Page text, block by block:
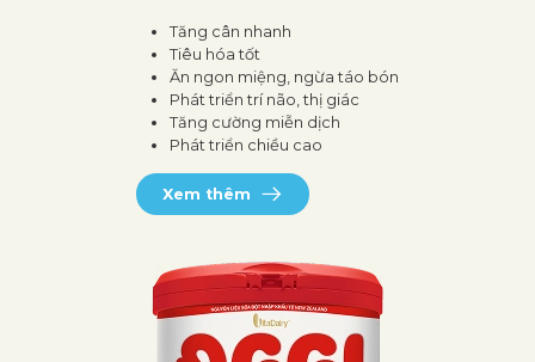
Tăng cân nhanh
Tiêu hóa tốt
Ăn ngon miệng, ngừa táo bón
Phát triển trí não, thị giác
Tăng cường miễn dịch
Phát triển chiều cao
Xem thêm